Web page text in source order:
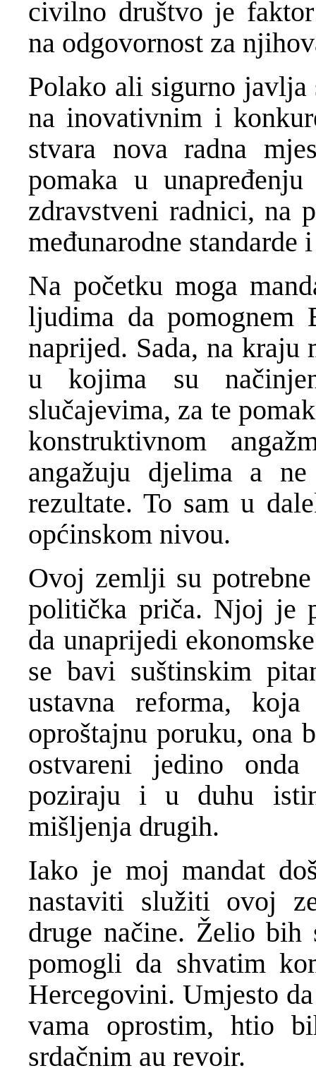
civilno društvo je
na odgovornost za
Polako ali sigurno javlja
na inovativnim i
stvara nova radna
pomaka u
zdravstveni radnici, na
međunarodne standarde
Na početku moga
ljudima da pomognem
naprijed. Sada, na kraju
u kojima su
slučajevima, za te
konstruktivnom
angažuju djelima a
rezultate. To sam u
općinskom nivou.
Ovoj zemlji su
politička priča. Njoj je
da unaprijedi
se bavi suštinskim
ustavna reforma,
oproštajnu poruku, ona
ostvareni jedino
poziraju i u duhu
mišljenja drugih.
Iako je moj mandat
nastaviti služiti ovoj
druge načine. Želio
pomogli da shvatim
Hercegovini. Umjesto
vama oprostim, htio
srdačnim au revoir.